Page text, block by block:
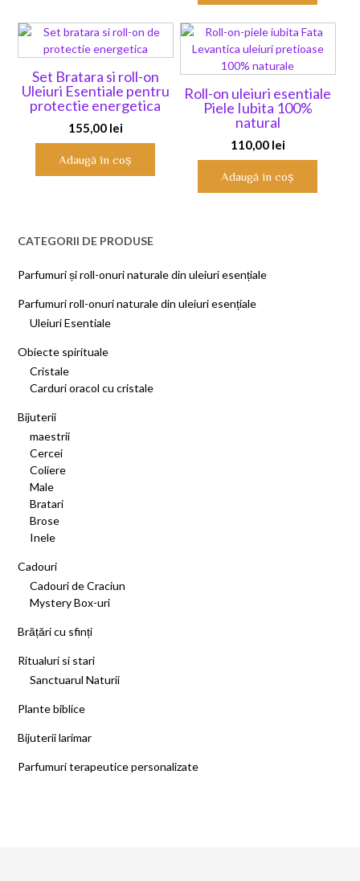
Set Bratara si roll-on
Uleiuri Esentiale pentru
protectie energetica
155,00 lei
Adaugă în coș
Roll-on uleiuri esentiale
Piele Iubita 100%
natural
110,00 lei
Adaugă în coș
CATEGORII DE PRODUSE
Parfumuri și roll-onuri naturale din uleiuri esențiale
Parfumuri roll-onuri naturale din uleiuri esențiale
Uleiuri Esentiale
Obiecte spirituale
Cristale
Carduri oracol cu cristale
Bijuterii
maestrii
Cercei
Coliere
Male
Bratari
Brose
Inele
Cadouri
Cadouri de Craciun
Mystery Box-uri
Brățări cu sfinți
Ritualuri si stari
Sanctuarul Naturii
Plante biblice
Bijuterii larimar
Parfumuri terapeutice personalizate